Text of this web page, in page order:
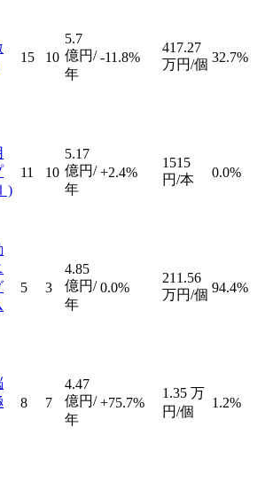
15 10
5.7
億円/
年
-11.8%
417.27
万円/個 32.7%
11 10
5.17
億円/
年
+2.4%
1515
円/本
0.0%
5 3
4.85
億円/
年
0.0%
211.56
万円/個 94.4%
8 7
4.47
億円/
年
+75.7%
1.35 万
円/個
1.2%